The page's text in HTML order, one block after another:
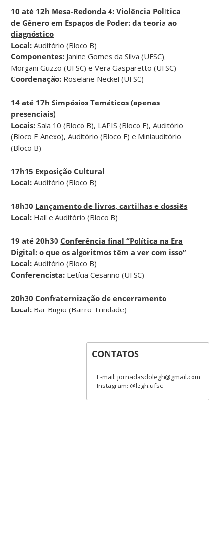
10 até 12h Mesa-Redonda 4: Violência Política
de Gênero em Espaços de Poder: da teoria ao
diagnóstico
Local:Auditório (Bloco B)
Componentes: Janine Gomes da Silva (UFSC),
Morgani Guzzo (UFSC) e Vera Gasparetto (UFSC)
Coordenação: Roselane Neckel (UFSC)
14 até 17h Simpósios Temáticos (apenas
presenciais)
Locais:Sala 10 (Bloco B), LAPIS (Bloco F), Auditório
(Bloco E Anexo), Auditório (Bloco F) e Miniauditório
(Bloco B)
17h15 Exposição Cultural
Local:Auditório (Bloco B)
18h30 Lançamento de livros, cartilhas e dossiês
Local: Hall e Auditório (Bloco B)
19 até 20h30 Conferência final “Política na Era
Digital: o que os algoritmos têm a ver com isso”
Local:Auditório (Bloco B)
Conferencista: Letícia Cesarino (UFSC)
20h30 Confraternização de encerramento
Local: Bar Bugio (Bairro Trindade)
CONTATOS
E-mail: jornadasdolegh@gmail.com
Instagram: @legh.ufsc